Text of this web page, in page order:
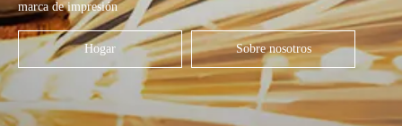
marca de impresión
Hogar Sobre nosotros